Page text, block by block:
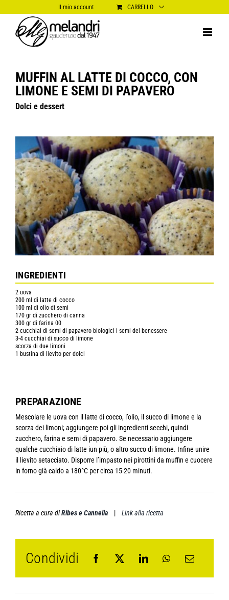
al
contenuto
Il mio account CARRELLO
MUFFIN AL LATTE DI COCCO, CON
LIMONE E SEMI DI PAPAVERO
Dolci e dessert
INGREDIENTI
2 uova
200 ml di latte di cocco
100 ml di olio di semi
170 gr di zucchero di canna
300 gr di farina 00
2 cucchiai di semi di papavero biologici i semi del benessere
3-4 cucchiai di succo di limone
scorza di due limoni
1 bustina di lievito per dolci
PREPARAZIONE
Mescolare le uova con il latte di cocco, l’olio, il succo di limone e la
scorza dei limoni; aggiungere poi gli ingredienti secchi, quindi
zucchero, farina e semi di papavero. Se necessario aggiungere
qualche cucchiaio di latte iun più, o altro succo di limone. Infine unire
il lievito setacciato. Disporre l’impasto nei pirottini da muffin e cuocere
in forno già caldo a 180°C per circa 15-20 minuti.
Ricetta a cura diRibes e Cannella| Link alla ricetta
Condividi